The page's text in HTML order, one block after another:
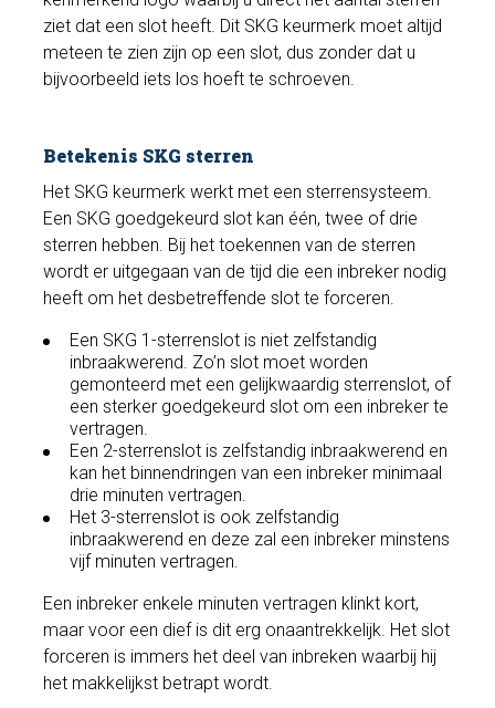
ziet dat een slot heeft. Dit SKG keurmerk moet altijd
meteen te zien zijn op een slot, dus zonder dat u
bijvoorbeeld iets los hoeft te schroeven.
Betekenis SKG sterren
Het SKG keurmerk werkt met een sterrensysteem.
Een SKG goedgekeurd slot kan één, twee of drie
sterren hebben. Bij het toekennen van de sterren
wordt er uitgegaan van de tijd die een inbreker nodig
heeft om het desbetreffende slot te forceren.
Een SKG 1-sterrenslot is niet zelfstandig
inbraakwerend. Zo’n slot moet worden
gemonteerd met een gelijkwaardig sterrenslot, of
een sterker goedgekeurd slot om een inbreker te
vertragen.
Een 2-sterrenslot is zelfstandig inbraakwerend en
kan het binnendringen van een inbreker minimaal
drie minuten vertragen.
Het 3-sterrenslot is ook zelfstandig
inbraakwerend en deze zal een inbreker minstens
vijf minuten vertragen.
Een inbreker enkele minuten vertragen klinkt kort,
maar voor een dief is dit erg onaantrekkelijk. Het slot
forceren is immers het deel van inbreken waarbij hij
het makkelijkst betrapt wordt.